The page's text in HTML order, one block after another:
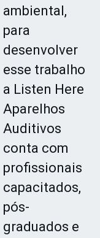
ambiental,
para
desenvolver
esse trabalho
a Listen Here
Aparelhos
Auditivos
conta com
profissionais
capacitados,
pós-
graduados e